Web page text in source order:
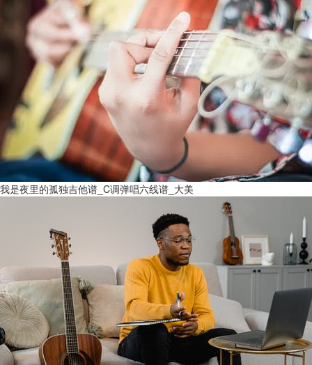
我是夜里的孤独吉他谱_C调弹唱六线谱_大美